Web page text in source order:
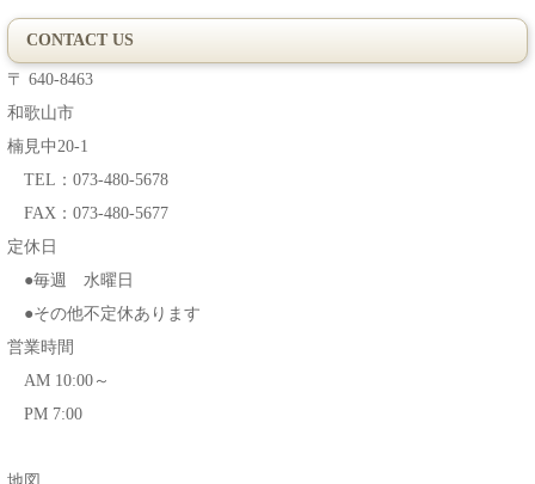
CONTACT US
〒 640-8463
和歌山市
楠見中20-1
TEL：073-480-5678
FAX：073-480-5677
定休日
●毎週 水曜日
●その他不定休あります
営業時間
AM 10:00～
PM 7:00